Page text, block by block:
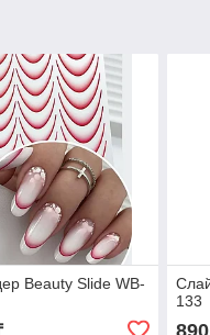
Beauty Slide WB-
133